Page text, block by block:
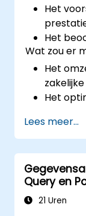
Het
Het
Wat zou er
Het
Het
Lees meer...
Query en
21 Uren